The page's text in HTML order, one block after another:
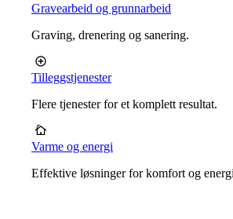
Gravearbeid og grunnarbeid
Graving, drenering og sanering.
Tilleggstjenester
Flere tjenester for et komplett resultat.
Varme og energi
Effektive løsninger for komfort og